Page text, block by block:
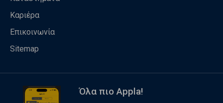
Καριέρα
Επικοινωνία
Sitemap
Όλα πιο Appla!